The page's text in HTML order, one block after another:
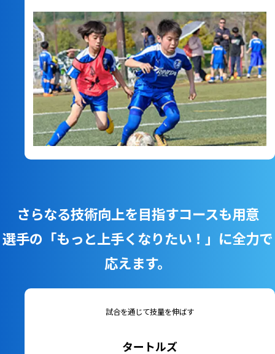
さらなる技術向上を目指すコースも用意
選手の「もっと上手くなりたい！」に全力で
応えます。
試合を通じて技量を伸ばす
タートルズ